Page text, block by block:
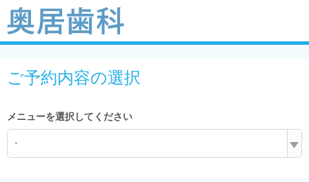
ご予約内容の選択
メニューを選択してください
-